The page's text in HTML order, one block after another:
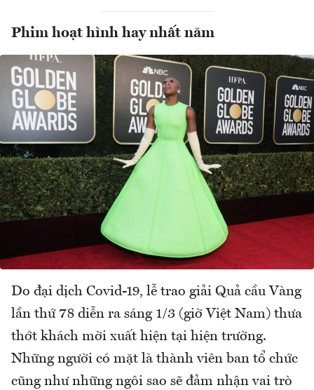
Phim hoạt hình hay nhất năm
Do đại dịch Covid-19, lễ trao giải Quả cầu Vàng
lần thứ 78 diễn ra sáng 1/3 (giờ Việt Nam) thưa
thớt khách mời xuất hiện tại hiện trường.
Những người có mặt là thành viên ban tổ chức
cũng như những ngôi sao sẽ đảm nhận vai trò